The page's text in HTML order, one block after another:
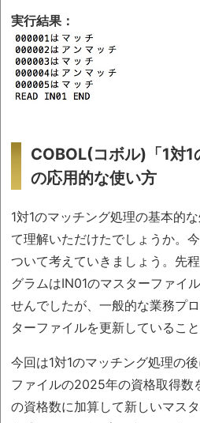
実行結果：
COBOL(コボル)「1対1
の応用的な使い方
1対1のマッチング処理の基本的
て理解いただけたでしょうか。
ついて考えていきましょう。先
グラムはIN01のマスターファイ
せんでしたが、一般的な業務プ
ターファイルを更新しているこ
今回は1対1のマッチング処理の
ファイルの2025年の資格取得数
の資格数に加算して新しいマス